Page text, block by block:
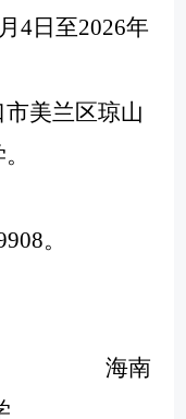
4日至2026年
美兰区琼山
。
海南